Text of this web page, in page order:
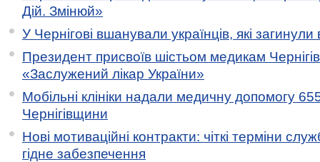
Дій. Змінюй»
У Чернігові вшанували українців, які загинули
Президент присвоїв шістьом медикам
«Заслужений лікар України»
Мобільні клініки надали медичну допомогу
Чернігівщини
Нові мотиваційні контракти: чіткі терміни
гідне забезпечення